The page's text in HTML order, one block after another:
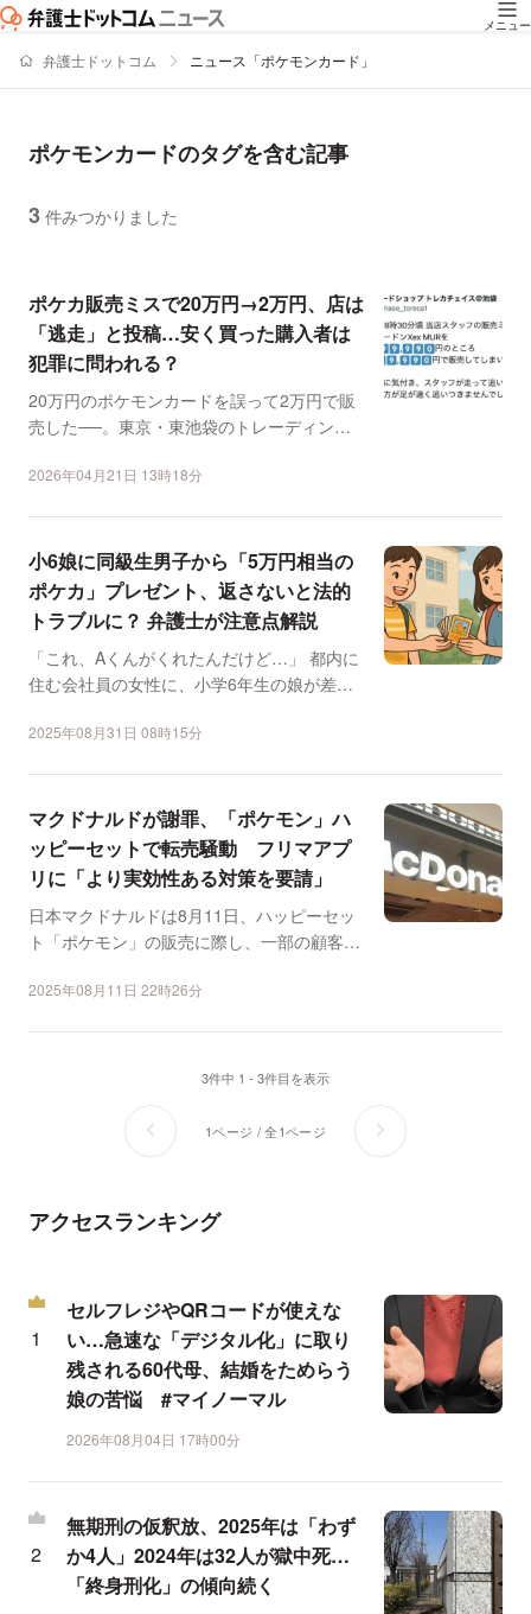
メニュー
弁護士ドットコム ニュース「ポケモンカード」
ポケモンカードのタグを含む記事
3 件みつかりました
ポケカ販売ミスで20万円→2万円、店は
「逃走」と投稿…安く買った購入者は
犯罪に問われる？
20万円のポケモンカードを誤って2万円で販
売した──。東京・東池袋のトレーディング
2026年04月21日 13時18分
小6娘に同級生男子から「5万円相当の
ポケカ」プレゼント、返さないと法的
トラブルに？ 弁護士が注意点解説
「これ、Aくんがくれたんだけど…」 都内に
住む会社員の女性に、小学6年生の娘が差し
2025年08月31日 08時15分
マクドナルドが謝罪、「ポケモン」ハ
ッピーセットで転売騒動 フリマアプ
リに「より実効性ある対策を要請」
日本マクドナルドは8月11日、ハッピーセッ
ト「ポケモン」の販売に際し、一部の顧客に
2025年08月11日 22時26分
3件中 1 - 3件目を表示
1ページ / 全1ページ
アクセスランキング
セルフレジやQRコードが使えな
い…急速な「デジタル化」に取り
残される60代母、結婚をためらう
娘の苦悩 #マイノーマル
2026年08月04日 17時00分
無期刑の仮釈放、2025年は「わず
か4人」2024年は32人が獄中死…
「終身刑化」の傾向続く